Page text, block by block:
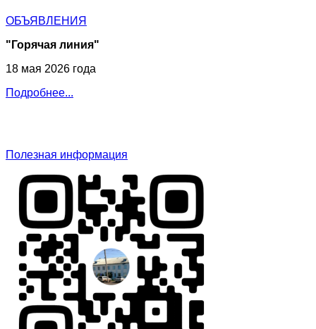
ОБЪЯВЛЕНИЯ
"Горячая линия"
18 мая 2026 года
Подробнее...
Полезная информация